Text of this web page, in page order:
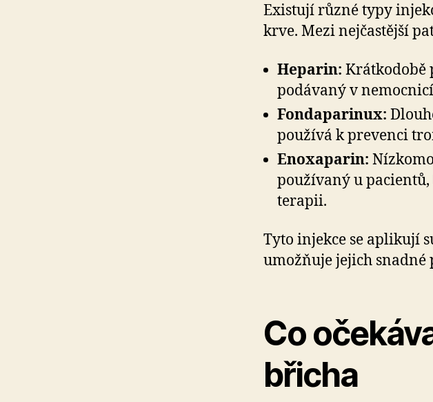
Existují různé typy
krve. Mezi nejčastější
Heparin: Krátkodobě
podávaný v
Fondaparinux:
používá k prevenci
Enoxaparin:
používaný u
terapii.
Tyto injekce se aplikují
umožňuje jejich
Co
břicha